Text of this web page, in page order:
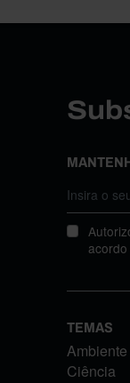
TEMAS
Ambiente
Ciência